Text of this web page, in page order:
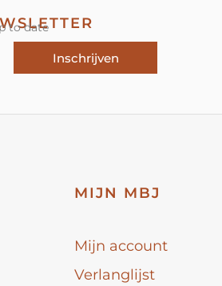
to date
Inschrijven
MIJN MBJ
Mijn account
Verlanglijst